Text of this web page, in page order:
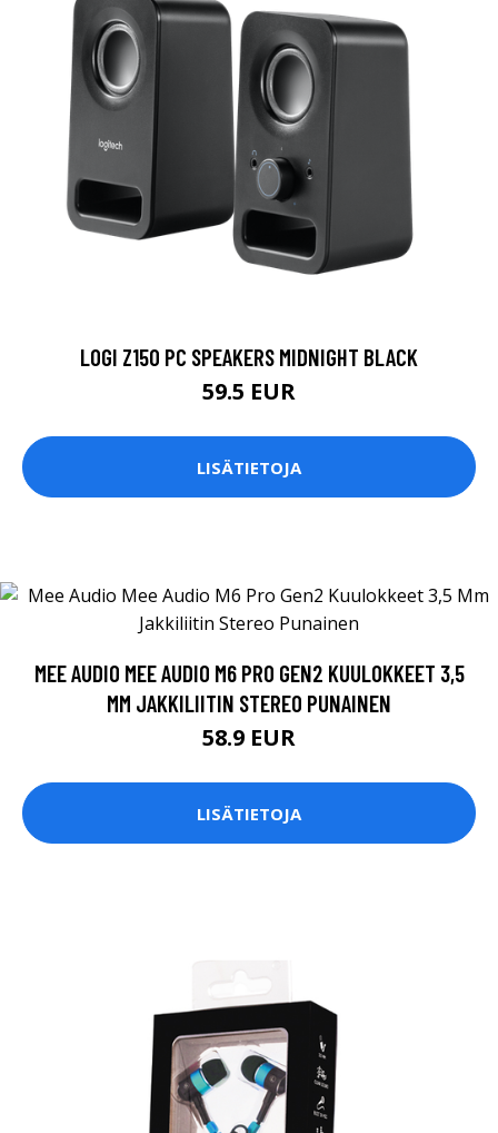
LOGI Z150 PC SPEAKERS MIDNIGHT BLACK
59.5 EUR
LISÄTIETOJA
MEE AUDIO MEE AUDIO M6 PRO GEN2 KUULOKKEET 3,5
MM JAKKILIITIN STEREO PUNAINEN
58.9 EUR
LISÄTIETOJA